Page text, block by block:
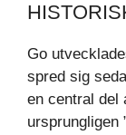
Go
spred sig
en central del
ursprungligen